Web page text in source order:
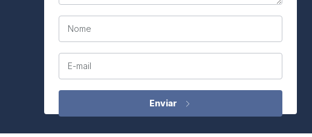
Nome
E-mail